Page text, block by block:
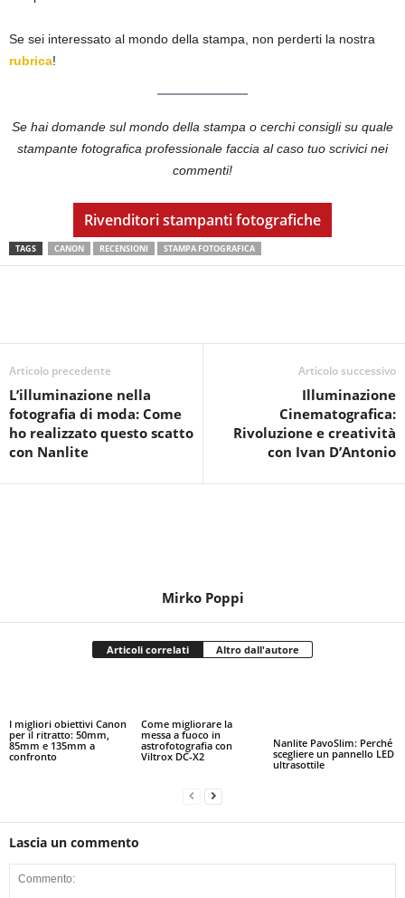
Se sei interessato al mondo della stampa, non perderti la nostra
rubrica!
Se hai domande sul mondo della stampa o cerchi consigli su quale
stampante fotografica professionale faccia al caso tuo scrivici nei
commenti!
Rivenditori stampanti fotografiche
TAGS CANON RECENSIONI STAMPA FOTOGRAFICA
Articolo precedente
L’illuminazione nella
fotografia di moda: Come
ho realizzato questo scatto
con Nanlite
Articolo successivo
Illuminazione
Cinematografica:
Rivoluzione e creatività
con Ivan D’Antonio
Mirko Poppi
Articoli correlati Altro dall'autore
I migliori obiettivi Canon
per il ritratto: 50mm,
85mm e 135mm a
confronto
Come migliorare la
messa a fuoco in
astrofotografia con
Viltrox DC-X2
Nanlite PavoSlim: Perché
scegliere un pannello LED
ultrasottile
Lascia un commento